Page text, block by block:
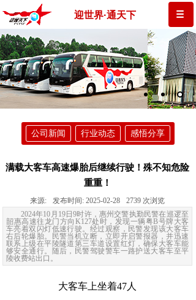
迎世界·通天下
公司新闻 行业动态 感悟分享
满载大客车高速爆胎后继续行驶！殊不知危险
重重！
来源: 发布时间: 2025-02-28 2739 次浏览
2024年10月19日9时许，惠州交警执勤民警在巡逻至
韶惠高速往龙门方向K127处时，发现一辆粤B号牌大客
车亮着双闪灯低速行驶。经过观察，民警发现该大客车
右后轮爆胎。民警当机立断，立即开启警报器，并迅速
联系上级在平陵隧道第三车道设置红灯，确保大客车能
够安全通行。随后，民警驾驶警车一路护送大客车至平
陵收费站出口。
大客车上坐着47人